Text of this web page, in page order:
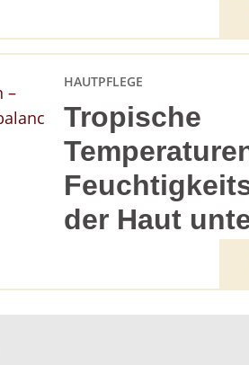
Tropische
der Haut
HAUTPFLEGE